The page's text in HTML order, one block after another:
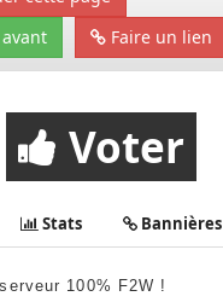
Faire un lien
Voter
Stats Bannières
100% F2W !